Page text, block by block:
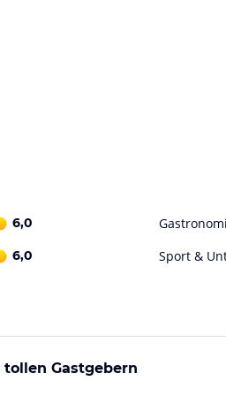
können die
wie das
6,0
6,0 Sport &
Gastgebern